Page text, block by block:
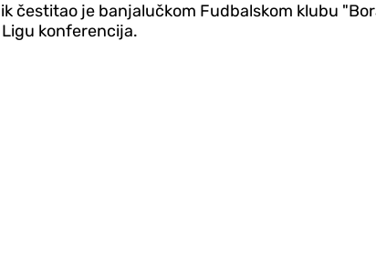
čestitao je banjalučkom Fudbalskom klubu
konferencija.